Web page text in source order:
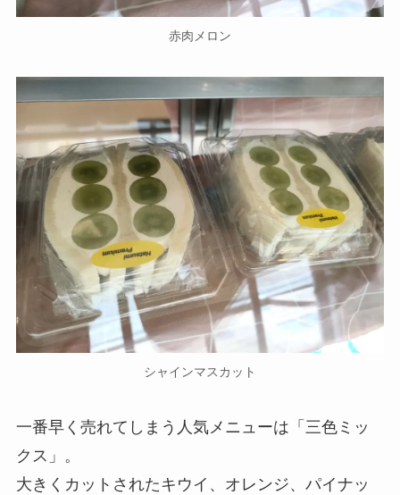
赤肉メロン
シャインマスカット
一番早く売れてしまう人気メニューは「三色ミッ
クス」。
大きくカットされたキウイ、オレンジ、パイナッ